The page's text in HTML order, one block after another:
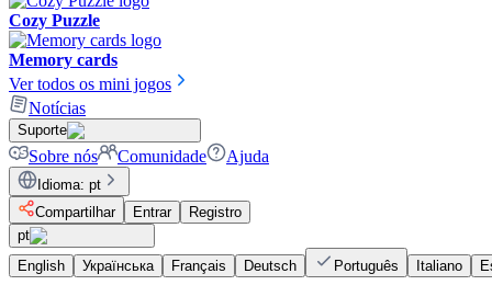
Cozy Puzzle
Memory cards
Ver todos os mini jogos
Notícias
Suporte
Sobre nós Comunidade Ajuda
Idioma: pt
Compartilhar
Entrar
Registro
pt
English
Українська Français Deutsch Português Italiano